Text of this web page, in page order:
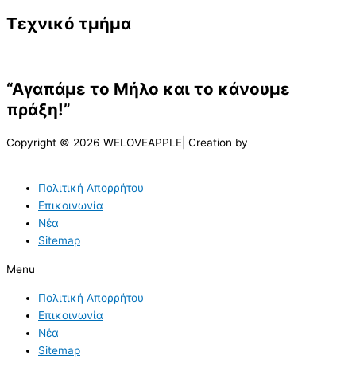
Τεχνικό τμήμα
“Αγαπάμε το Μήλο και το κάνουμε
πράξη!”
Copyright © 2026 WELOVEAPPLE| Creation by
Πολιτική Απορρήτου
Επικοινωνία
Νέα
Sitemap
Menu
Πολιτική Απορρήτου
Επικοινωνία
Νέα
Sitemap